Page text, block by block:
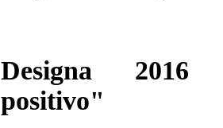
Designa 2016
positivo"